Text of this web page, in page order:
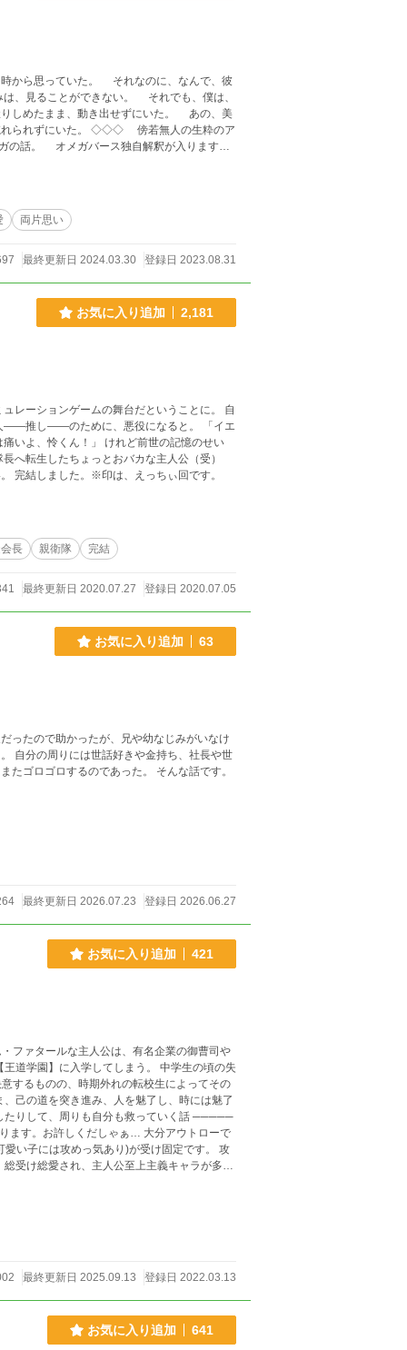
れなのに、なんで、彼
きない。 それでも、僕は、
しめたまま、動き出せずにいた。 あの、美
傍若無人の生粋のア
の話。 オメガバース独自解釈が入ります。
両片思い
最終更新日 2024.03.30 登録日 2023.08.31
お気に入り追加 2,181
レーションゲームの舞台だということに。 自
し――のために、悪役になると。 「イエ
れど前世の記憶のせい
へ転生したちょっとおバカな主人公（受）
完結しました。※印は、えっちぃ回です。
長 親衛隊 完結
最終更新日 2020.07.27 登録日 2020.07.05
お気に入り追加 63
ったので助かったが、兄や幼なじみがいなけ
最終更新日 2026.07.23 登録日 2026.06.27
お気に入り追加 421
ファタールな主人公は、有名企業の御曹司や
するものの、時期外れの転校生によってその
て、周りも自分も救っていく話 ─────
子には攻めっ気あり)が受け固定です。 攻
最終更新日 2025.09.13 登録日 2022.03.13
お気に入り追加 641